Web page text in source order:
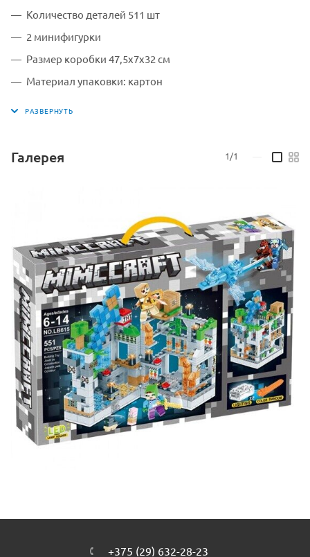
Количество деталей 511 шт
2 минифигурки
Размер коробки 47,5х7х32 см
Материал упаковки: картон
Галерея 1/1
+375 (29) 632-28-23